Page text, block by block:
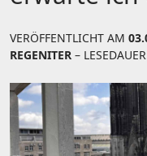
VERÖFFENTLICHT AM
REGENITER –